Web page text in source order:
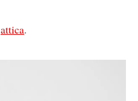
attica.